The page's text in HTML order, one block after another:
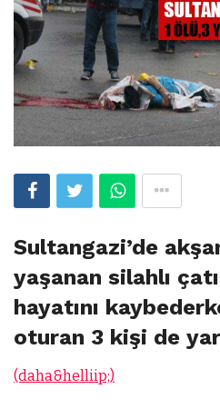
Sultangazi’de
yaşanan silahlı
hayatını
oturan 3 kişi de
(daha&helliip;)